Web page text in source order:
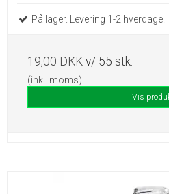
På lager. Levering 1-2 hverdage.
19,00 DKK v/ 55 stk.
(inkl. moms)
Vis